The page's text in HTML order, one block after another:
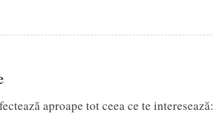
aproape tot ceea ce te interesează: